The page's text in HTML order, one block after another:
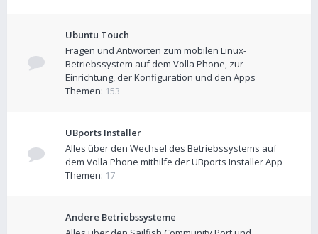
Ubuntu Touch
Fragen und Antworten zum mobilen Linux-
Betriebssystem auf dem Volla Phone, zur
Einrichtung, der Konfiguration und den Apps
Themen: 153
UBports Installer
Alles über den Wechsel des Betriebssystems auf
dem Volla Phone mithilfe der UBports Installer App
Themen: 17
Andere Betriebssysteme